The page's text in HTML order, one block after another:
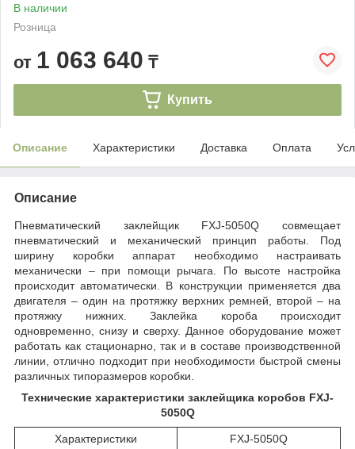
В наличии
Розница
от 1 063 640 ₸
Купить
Описание Характеристики Доставка Оплата
Описание
Пневматический заклейщик FXJ-5050Q совмещает
пневматический и механический принцип работы. Под
ширину коробки аппарат необходимо настраивать
механически – при помощи рычага. По высоте настройка
происходит автоматически. В конструкции применяется два
двигателя – один на протяжку верхних ремней, второй – на
протяжку нижних. Заклейка короба происходит
одновременно, снизу и сверху. Данное оборудование может
работать как стационарно, так и в составе производственной
линии, отлично подходит при необходимости быстрой смены
различных типоразмеров коробки.
Технические характеристики заклейщика коробов FXJ-
5050Q
Характеристики
FXJ-5050Q